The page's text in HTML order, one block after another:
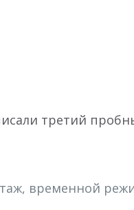
третий
временной